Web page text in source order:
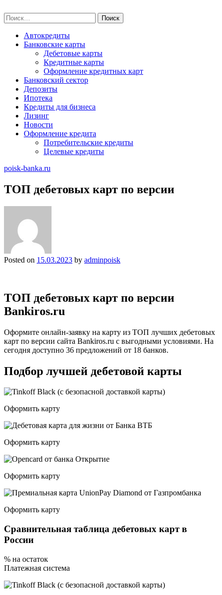
to
content
Найти:
Автокредиты
Банковские карты
Дебетовые карты
Кредитные карты
Оформление кредитных карт
Банковский сектор
Депозиты
Ипотека
Кредиты для бизнеса
Лизинг
Новости
Оформление кредита
Потребительские кредиты
Целевые кредиты
poisk-banka.ru
ТОП дебетовых карт по версии
Posted on 15.03.2023 by adminpoisk
ТОП дебетовых карт по версии
Bankiros.ru
Оформите онлайн-заявку на карту из ТОП лучших дебетовых
карт по версии сайта Bankiros.ru с выгодными условиями. На
сегодня доступно 36 предложений от 18 банков.
Подбор лучшей дебетовой карты
Оформить карту
Оформить карту
Оформить карту
Оформить карту
Сравнительная таблица дебетовых карт в
России
% на остаток
Платежная система